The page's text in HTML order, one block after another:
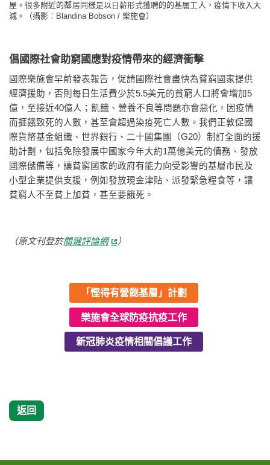
屋。很多附近的鄰居同樣是以日薪形式獲聘的的基層工人，疫情下收入大
減。（攝影︰Blandina Bobson / 樂施會）
倡國際社會助窮國應對疫情帶來的經濟衝擊
國際樂施會早前發表報告，促請國際社會盡快為貧窮國家提供
經濟援助，否則每日生活費少於5.5美元的貧窮人口將會增加5
億，至接近40億人；飢餓、營養不良等問題亦會惡化，因疫情
而捱餓致死的人數，甚至會超過染疫死亡人數。我們正敦促國
際貨幣基金組織、世界銀行、二十國集團（G20）制訂全面的援
助計劃，包括免除發展中國家今年大約1萬億美元的債務、發放
國際儲備等，讓貧窮國家的政府有能力向受影響的基層市民及
小型企業提供支援，例如發放現金津貼、派發緊急糧食等，讓
貧窮人不至貧上加貧，甚至要餓死。
（原文刊登於關鍵評論網 ）
「慳得有營餸基層」計劃
樂施會全球防疫抗疫工作
新冠肺炎疫情相關倡議工作
返回